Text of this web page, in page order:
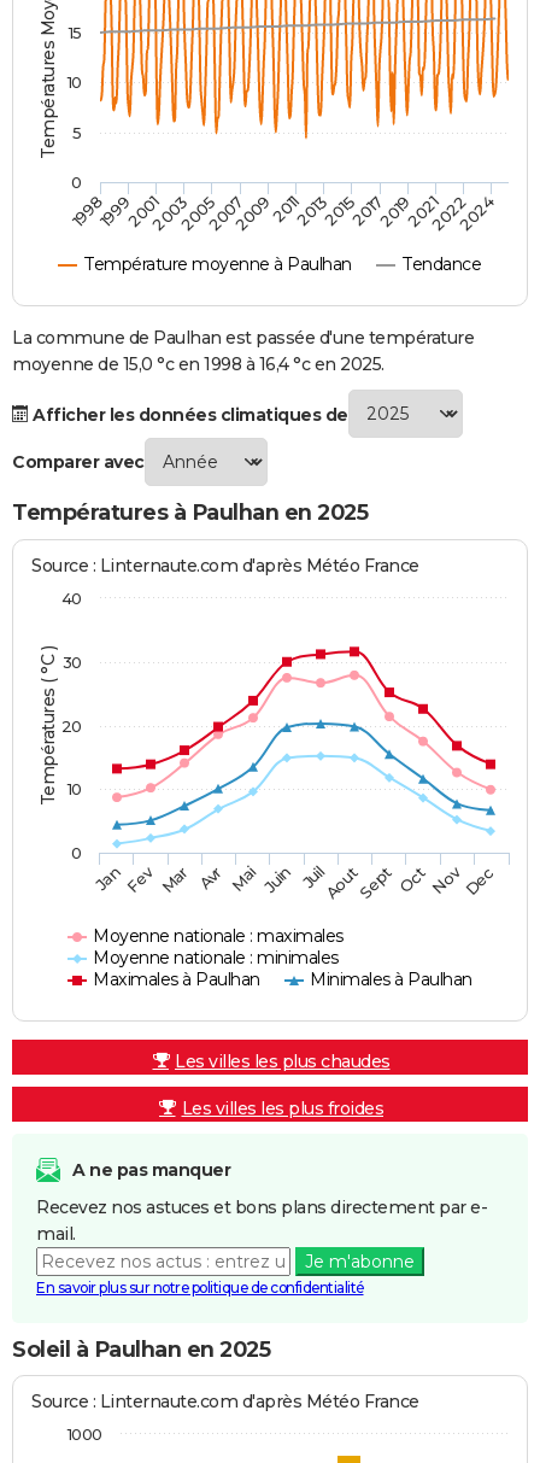
Destinations
City break
Voyage nature
Voyage de noces
Forum
Climat
PHOTO
GUIDES D'ACHAT
BONS PLANS
CARTE DE VOEUX
Carte de Noël
Carte Bonne année
Carte Saint-Valentin
Carte Pâques
Carte d'anniversaire
DICTIONNAIRE
Dictionnaire
Biographies
Citations
Expressions
Proverbes
PROGRAMME TV
S'inscrire
Se connecter
Lycées
Collèges
Primaires
Universités
Entreprises
Service militaire
Avis de recherche
AVIS DE DÉCÈS
FORUM
Bricolage
Lifestyle
Culture
Sport
Auto
Television
Voyage
Cinema
Température moyenne à Paulhan Tendance
199819992001200320052007200920112013201520172019202120222024
0
5
10
15
La commune de Paulhan est passée d'une température
moyenne de 15,0 °c en 1998 à 16,4 °c en 2025.
Afficher les données climatiques de
Comparer avec
Températures à Paulhan en 2025
Températures ( °C )
Source : Linternaute.com d'après Météo France
Moyenne nationale : maximales
Moyenne nationale : minimales
Maximales à Paulhan
Minimales à Paulhan
JanFev Mar Avr Mai Juin JuilAoutSept OctNovDec
0
10
20
30
40
Les villes les plus chaudes
Les villes les plus froides
A ne pas manquer
Recevez nos astuces et bons plans directement par e-
mail.
Je m'abonne
En savoir plus sur notre politique de confidentialité
Soleil à Paulhan en 2025
Source : Linternaute.com d'après Météo France
1000